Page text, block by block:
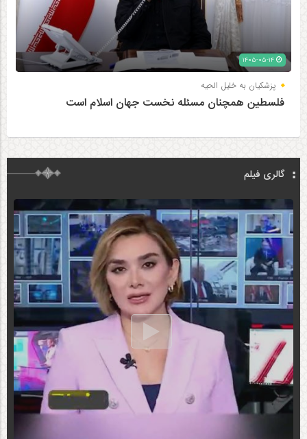
پزشکیان به خلیل الحیه
فلسطین همچنان مسئله نخست جهان اسلام است
گالری فیلم